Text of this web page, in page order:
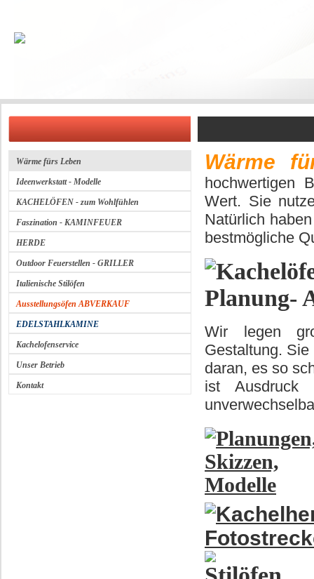
Wärme fürs Leben
Ideenwerkstatt - Modelle
KACHELÖFEN - zum Wohlfühlen
Faszination - KAMINFEUER
HERDE
Outdoor Feuerstellen - GRILLER
Italienische Stilöfen
Ausstellungsöfen ABVERKAUF
EDELSTAHLKAMINE
Kachelofenservice
Unser Betrieb
Kontakt
Wärme
hochwertigen
Wert. Sie
Natürlich
bestmögliche
Wir legen
Gestaltung.
daran, es so
ist Ausdruck